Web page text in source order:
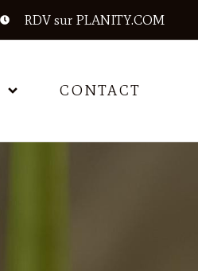
RDV sur PLANITY.COM
CONTACT